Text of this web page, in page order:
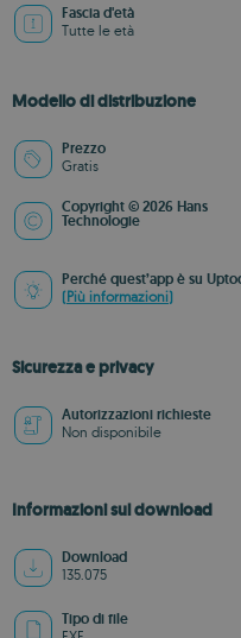
Fascia d'età
Tutte le età
Modello di distribuzione
Prezzo
Gratis
Copyright © 2026 Hans
Technologie
Perché quest’app è su
(Più informazioni)
Sicurezza e privacy
Autorizzazioni richieste
Non disponibile
Informazioni sul download
Download
135.075
Tipo di file